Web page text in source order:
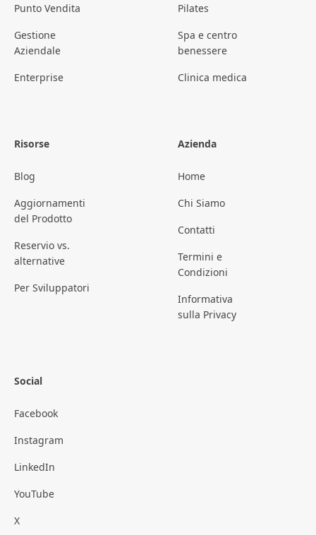
Punto Vendita
Gestione
Aziendale
Enterprise
Pilates
Spa e centro
benessere
Clinica medica
Risorse
Blog
Aggiornamenti
del Prodotto
Reservio vs.
alternative
Per Sviluppatori
Azienda
Home
Chi Siamo
Contatti
Termini e
Condizioni
Informativa
sulla Privacy
Social
Facebook
Instagram
LinkedIn
YouTube
X